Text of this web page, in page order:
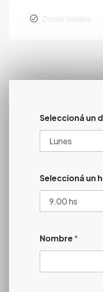
Zonas Verdes
Seleccioná un
Seleccioná un
Nombre*